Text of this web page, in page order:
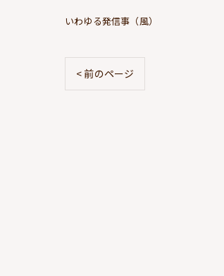
いわゆる発信事（風）
< 前のページ